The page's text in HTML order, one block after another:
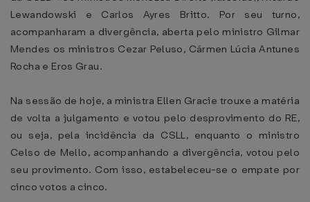
Lewandowski e Carlos Ayres Britto. Por seu turno,
acompanharam a divergência, aberta pelo ministro Gilmar
Mendes os ministros Cezar Peluso, Cármen Lúcia Antunes
Rocha e Eros Grau.
Na sessão de hoje, a ministra Ellen Gracie trouxe a matéria
de volta a julgamento e votou pelo desprovimento do RE,
ou seja, pela incidência da CSLL, enquanto o ministro
Celso de Mello, acompanhando a divergência, votou pelo
seu provimento. Com isso, estabeleceu-se o empate por
cinco votos a cinco.